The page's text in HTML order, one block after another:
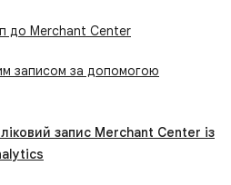
до Merchant Center
записом за допомогою
запис Merchant Center із